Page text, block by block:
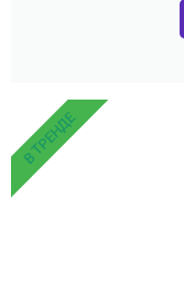
В ТРЕНДЕ